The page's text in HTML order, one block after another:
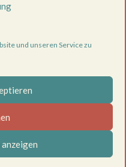
und unseren Service zu
Meine Inhalte ersetzen
oder sonstige professionelle
Problemen wende dich
Fachperson. Die Nutzung aller